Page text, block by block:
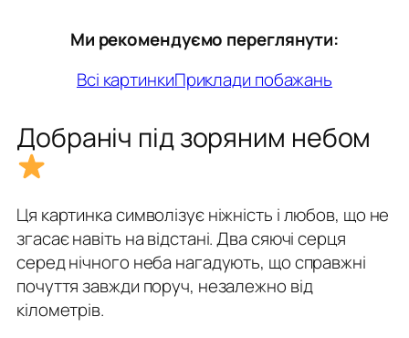
Ми рекомендуємо переглянути:
Всі картинкиПриклади побажань
Добраніч під зоряним небом
Ця картинка символізує ніжність і любов, що не
згасає навіть на відстані. Два сяючі серця
серед нічного неба нагадують, що справжні
почуття завжди поруч, незалежно від
кілометрів.